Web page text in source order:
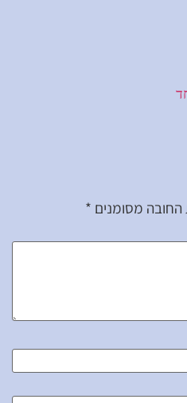
מסומנים *